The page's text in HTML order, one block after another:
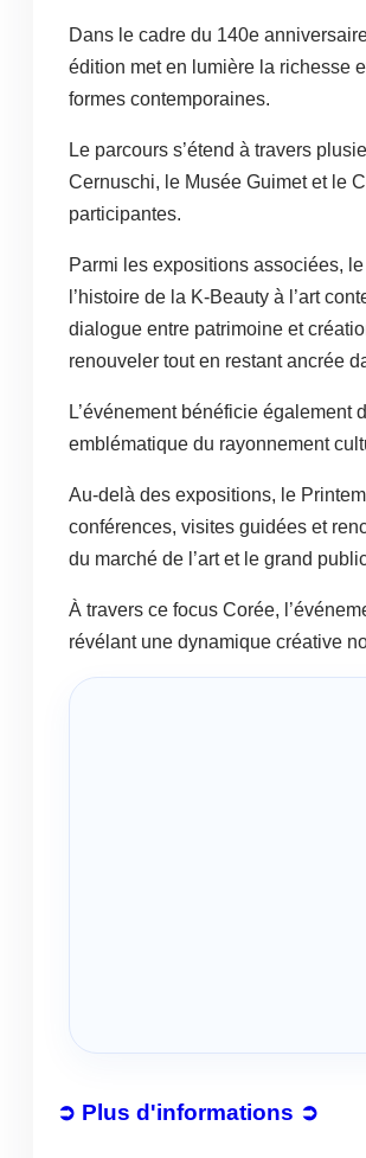
Dans le cadre du 140e
édition met en lumière la richesse
formes contemporaines.
Le parcours s’étend à travers
Cernuschi, le Musée Guimet et le
participantes.
Parmi les expositions associées,
l’histoire de la K-Beauty à l’art
dialogue entre patrimoine et
renouveler tout en restant ancrée
L’événement bénéficie également
emblématique du rayonnement
Au-delà des expositions, le
conférences, visites guidées et
du marché de l’art et le grand
À travers ce focus Corée,
révélant une dynamique créative
➲ Plus d'informations ➲